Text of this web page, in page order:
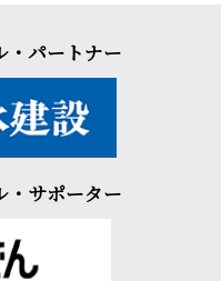
・パートナー
・サポーター